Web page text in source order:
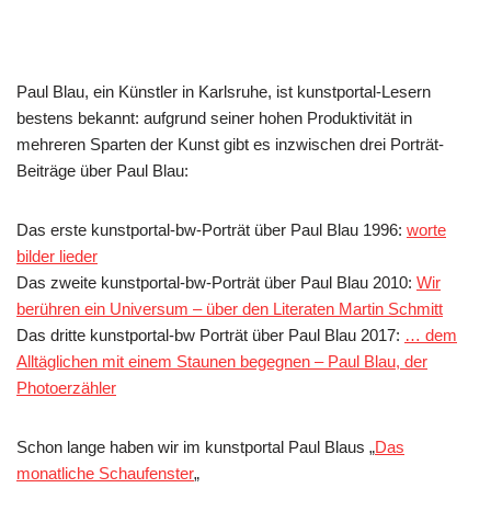
Paul Blau, ein Künstler in Karlsruhe, ist kunstportal-Lesern
bestens bekannt: aufgrund seiner hohen Produktivität in
mehreren Sparten der Kunst gibt es inzwischen drei Porträt-
Beiträge über Paul Blau:
Das erste kunstportal-bw-Porträt über Paul Blau 1996: worte
bilder lieder
Das zweite kunstportal-bw-Porträt über Paul Blau 2010: Wir
berühren ein Universum – über den Literaten Martin Schmitt
Das dritte kunstportal-bw Porträt über Paul Blau 2017: … dem
Alltäglichen mit einem Staunen begegnen – Paul Blau, der
Photoerzähler
Schon lange haben wir im kunstportal Paul Blaus „Das
monatliche Schaufenster„